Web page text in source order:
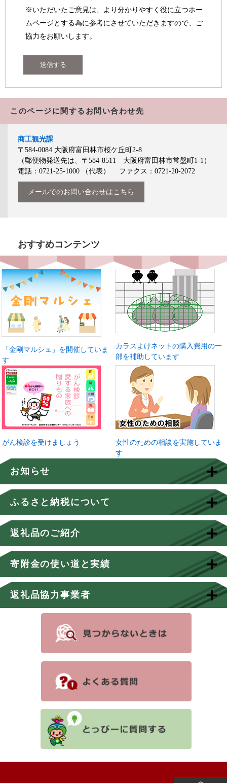
お知らせ
ふるさと納税について
返礼品のご紹介
寄附金の使い道と実績
返礼品協力事業者
※いただいたご意見は、より分かりやすく役に立つホー
ムページとする為に参考にさせていただきますので、ご
協力をお願いします。
このページに関するお問い合わせ先
商工観光課
〒584-0084 大阪府富田林市桜ケ丘町2-8
（郵便物発送先は、〒584-8511 大阪府富田林市常盤町1-1）
電話：0721-25-1000
（代表） ファクス：0721-20-2072
メールでのお問い合わせはこちら
おすすめコンテンツ
「金剛マルシェ」を開催していま
す
カラスよけネットの購入費用の一
部を補助しています
がん検診を受けましょう
女性のための相談を実施していま
す